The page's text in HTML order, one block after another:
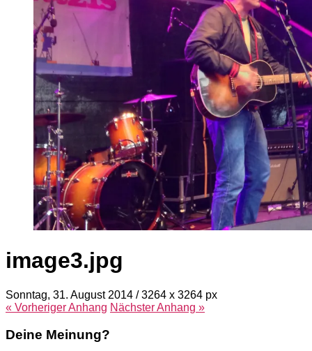
image3.jpg
Sonntag, 31. August 2014 /3264 x 3264 px
« VorherigerAnhang NächsterAnhang »
Deine Meinung?